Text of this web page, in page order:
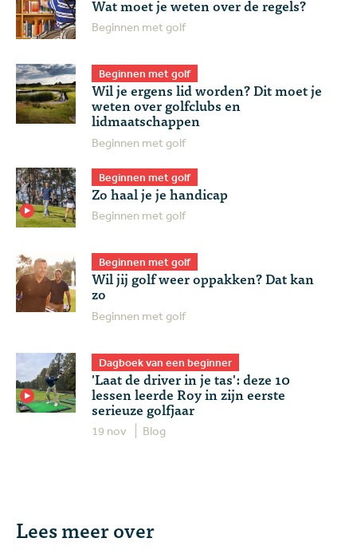
Wat moet je weten over de regels?
Beginnen met golf
Beginnen met golf
Wil je ergens lid worden? Dit moet je
weten over golfclubs en
lidmaatschappen
Beginnen met golf
Beginnen met golf
Zo haal je je handicap
Beginnen met golf
Beginnen met golf
Wil jij golf weer oppakken? Dat kan
zo
Beginnen met golf
Dagboek van een beginner
'Laat de driver in je tas': deze 10
lessen leerde Roy in zijn eerste
serieuze golfjaar
19 nov Blog
Lees meer over